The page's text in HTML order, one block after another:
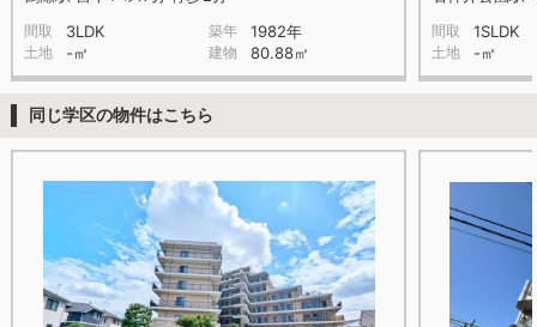
間取 3LDK 築年 1982年
土地 -㎡ 建物 80.88㎡
間取 1SLDK
土地 -㎡
同じ学区の物件はこちら